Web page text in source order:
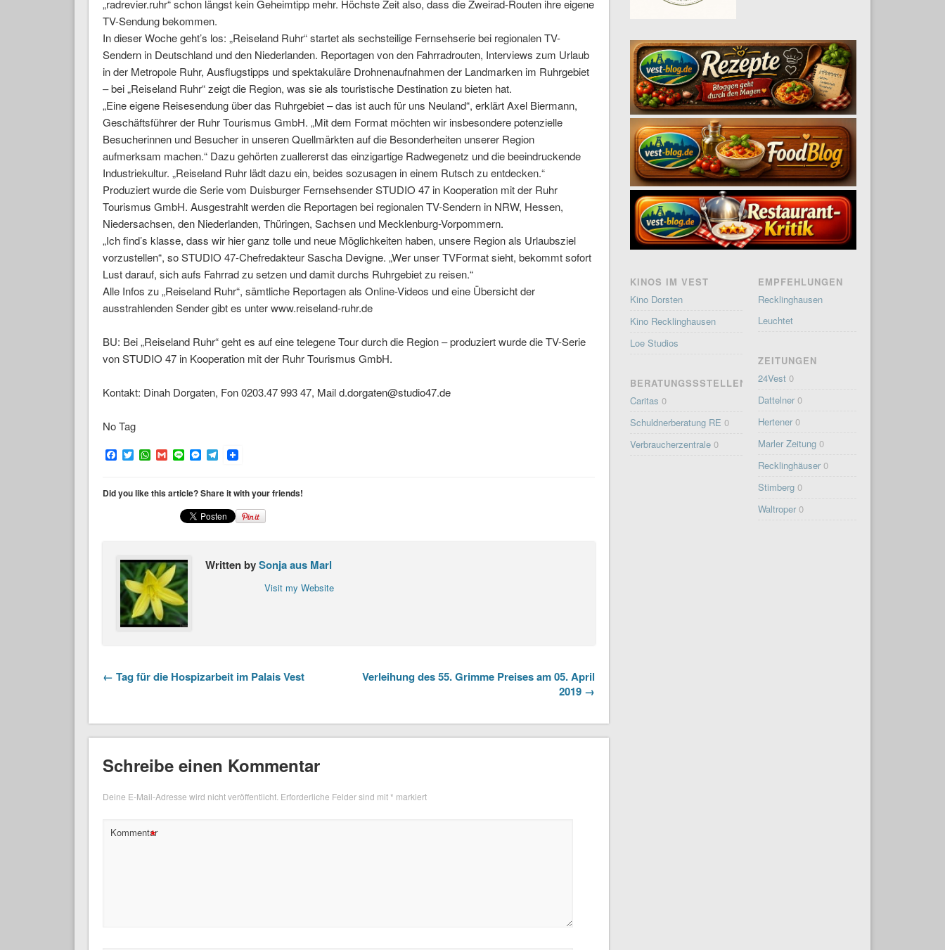
„radrevier.ruhr“ schon längst kein Geheimtipp mehr. Höchste Zeit also, dass die Zweirad-Routen ihre eigene
TV-Sendung bekommen.
In dieser Woche geht’s los: „Reiseland Ruhr“ startet als sechsteilige Fernsehserie bei regionalen TV-
Sendern in Deutschland und den Niederlanden. Reportagen von den Fahrradrouten, Interviews zum Urlaub
in der Metropole Ruhr, Ausflugstipps und spektakuläre Drohnenaufnahmen der Landmarken im Ruhrgebiet
– bei „Reiseland Ruhr“ zeigt die Region, was sie als touristische Destination zu bieten hat.
„Eine eigene Reisesendung über das Ruhrgebiet – das ist auch für uns Neuland“, erklärt Axel Biermann,
Geschäftsführer der Ruhr Tourismus GmbH. „Mit dem Format möchten wir insbesondere potenzielle
Besucherinnen und Besucher in unseren Quellmärkten auf die Besonderheiten unserer Region
aufmerksam machen.“ Dazu gehörten zuallererst das einzigartige Radwegenetz und die beeindruckende
Industriekultur. „Reiseland Ruhr lädt dazu ein, beides sozusagen in einem Rutsch zu entdecken.“
Produziert wurde die Serie vom Duisburger Fernsehsender STUDIO 47 in Kooperation mit der Ruhr
Tourismus GmbH. Ausgestrahlt werden die Reportagen bei regionalen TV-Sendern in NRW, Hessen,
Niedersachsen, den Niederlanden, Thüringen, Sachsen und Mecklenburg-Vorpommern.
„Ich find’s klasse, dass wir hier ganz tolle und neue Möglichkeiten haben, unsere Region als Urlaubsziel
vorzustellen“, so STUDIO 47-Chefredakteur Sascha Devigne. „Wer unser TVFormat sieht, bekommt sofort
Lust darauf, sich aufs Fahrrad zu setzen und damit durchs Ruhrgebiet zu reisen.“
Alle Infos zu „Reiseland Ruhr“, sämtliche Reportagen als Online-Videos und eine Übersicht der
ausstrahlenden Sender gibt es unter www.reiseland-ruhr.de
BU: Bei „Reiseland Ruhr“ geht es auf eine telegene Tour durch die Region – produziert wurde die TV-Serie
von STUDIO 47 in Kooperation mit der Ruhr Tourismus GmbH.
Kontakt: Dinah Dorgaten, Fon 0203.47 993 47, Mail d.dorgaten@studio47.de
No Tag
Facebook
TwitterWhatsApp
Gmail
LineMessenger
Telegram
Did you like this article? Share it with your friends!
Written bySonja aus Marl
Visit my Website
← Tag für die Hospizarbeit im Palais Vest
Verleihung des 55. Grimme Preises am 05. April
2019 →
Schreibe einen Kommentar
Deine E-Mail-Adresse wird nicht veröffentlicht. Erforderliche Felder sind mit* markiert
Kommentar
*
KINOS IM VEST
Kino Dorsten
Kino Recklinghausen
Loe Studios
BERATUNGSSSTELLEN
Caritas 0
Schuldnerberatung RE 0
Verbraucherzentrale 0
EMPFEHLUNGEN
Recklinghausen
Leuchtet
ZEITUNGEN
24Vest 0
Dattelner 0
Hertener 0
Marler Zeitung 0
Recklinghäuser 0
Stimberg 0
Waltroper 0